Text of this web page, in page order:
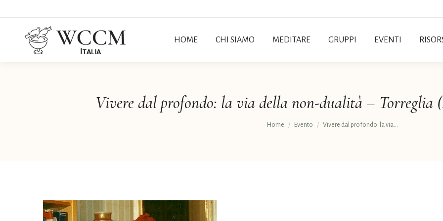
HOME CHI SIAMO MEDITARE GRUPPI EVENTI
Vivere dal profondo: la via della non-dualità – Torreglia
Tu sei qui:
Home Evento Vivere dal profondo: la via…